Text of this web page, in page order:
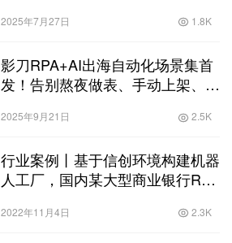
2025年7月27日 1.8K
影刀RPA+AI出海自动化场景集首
发！告别熬夜做表、手动上架、广
2025年9月21日 2.5K
行业案例丨基于信创环境构建机器
人工厂，国内某大型商业银行RPA
2022年11月4日 2.3K